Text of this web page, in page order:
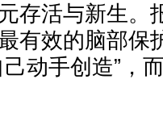
存活与新生。
有效的脑部保
动手创造”，